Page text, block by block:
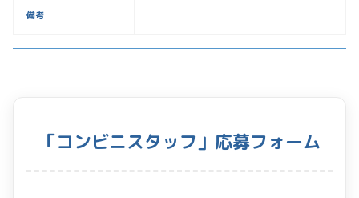
備考
「コンビニスタッフ」応募フォーム